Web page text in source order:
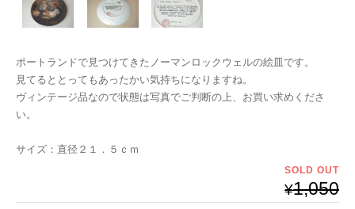
ポートランドで見つけてきたノーマンロックウェルの絵皿です。
見てるととってもあったかい気持ちになりますね。
ヴィンテージ品なので状態は写真でご判断の上、お買い求めくださ
い。
サイズ：直径２１．５ｃｍ
SOLD OUT
¥1,050